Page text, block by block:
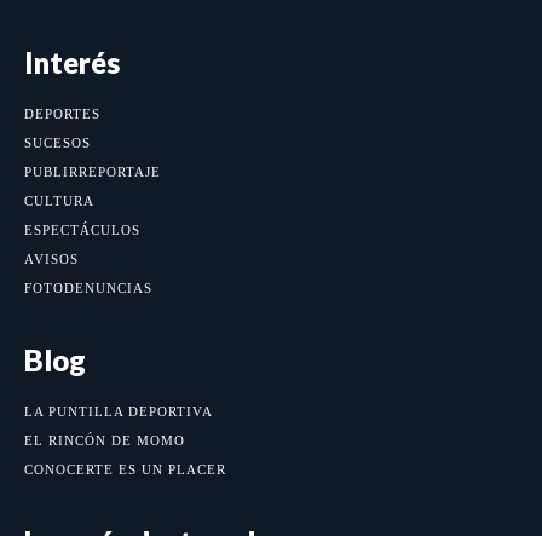
Interés
DEPORTES
SUCESOS
PUBLIRREPORTAJE
CULTURA
ESPECTÁCULOS
AVISOS
FOTODENUNCIAS
Blog
LA PUNTILLA DEPORTIVA
EL RINCÓN DE MOMO
CONOCERTE ES UN PLACER